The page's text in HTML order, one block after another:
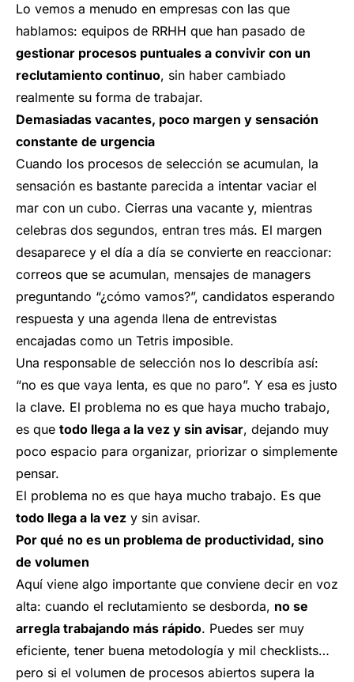
Lo vemos a menudo en empresas con las que
hablamos: equipos de RRHH que han pasado de
gestionar procesos puntuales a convivir con un
reclutamiento continuo, sin haber cambiado
realmente su forma de trabajar.
Demasiadas vacantes, poco margen y sensación
constante de urgencia
Cuando los procesos de selección se acumulan, la
sensación es bastante parecida a intentar vaciar el
mar con un cubo. Cierras una vacante y, mientras
celebras dos segundos, entran tres más. El margen
desaparece y el día a día se convierte en reaccionar:
correos que se acumulan, mensajes de managers
preguntando “¿cómo vamos?”, candidatos esperando
respuesta y una agenda llena de entrevistas
encajadas como un Tetris imposible.
Una responsable de selección nos lo describía así:
“no es que vaya lenta, es que no paro”. Y esa es justo
la clave. El problema no es que haya mucho trabajo,
es que todo llega a la vez y sin avisar, dejando muy
poco espacio para organizar, priorizar o simplemente
pensar.
El problema no es que haya mucho trabajo. Es que
todo llega a la vez y sin avisar.
Por qué no es un problema de productividad, sino
de volumen
Aquí viene algo importante que conviene decir en voz
alta: cuando el reclutamiento se desborda, no se
arregla trabajando más rápido. Puedes ser muy
eficiente, tener buena metodología y mil checklists…
pero si el volumen de procesos abiertos supera la